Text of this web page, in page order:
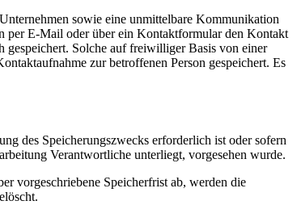
sowie eine unmittelbare Kommunikation
per E-Mail oder über ein Kontaktformular den Kontakt
gespeichert. Solche auf freiwilliger Basis von einer
zur betroffenen Person gespeichert. Es
des Speicherungszwecks erforderlich ist oder sofern
Verantwortliche unterliegt, vorgesehen wurde.
vorgeschriebene Speicherfrist ab, werden die